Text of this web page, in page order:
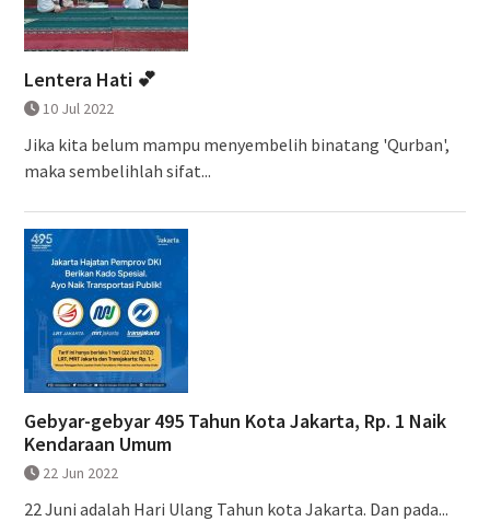
Lentera Hati 💕
10 Jul 2022
Jika kita belum mampu menyembelih binatang 'Qurban',
maka sembelihlah sifat...
Gebyar-gebyar 495 Tahun Kota Jakarta, Rp. 1 Naik
Kendaraan Umum
22 Jun 2022
22 Juni adalah Hari Ulang Tahun kota Jakarta. Dan pada...